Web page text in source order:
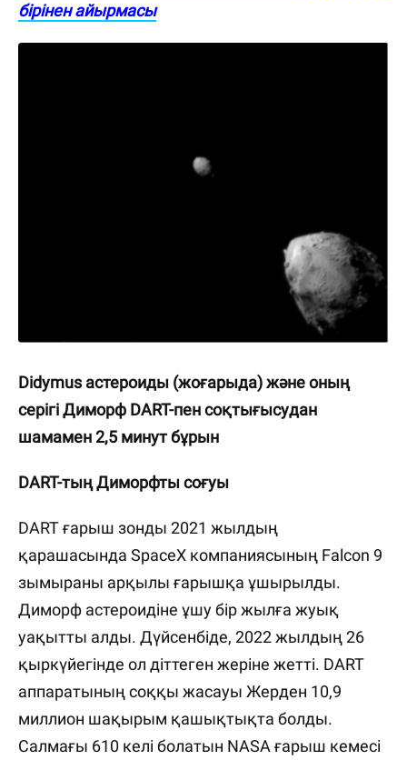
бірінен айырмасы
Didymus астероиды (жоғарыда) және оның
серігі Диморф DART-пен соқтығысудан
шамамен 2,5 минут бұрын
DART-тың Диморфты соғуы
DART ғарыш зонды 2021 жылдың
қарашасында SpaceX компаниясының Falcon 9
зымыраны арқылы ғарышқа ұшырылды.
Диморф астероидіне ұшу бір жылға жуық
уақытты алды. Дүйсенбіде, 2022 жылдың 26 ​​
қыркүйегінде ол діттеген жеріне жетті. DART
аппаратының соққы жасауы Жерден 10,9
миллион шақырым қашықтықта болды.
Салмағы 610 келі болатын NASA ғарыш кемесі